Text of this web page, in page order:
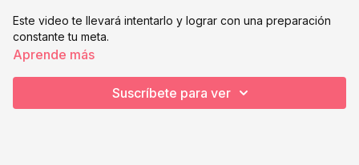
Este video te llevará intentarlo y lograr con una preparación
constante tu meta.
Aprende más
Suscríbete para ver